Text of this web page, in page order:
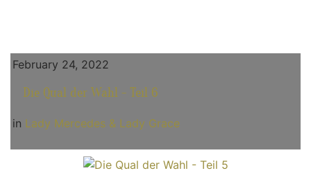
February 24, 2022
Die Qual der Wahl - Teil 6
in Lady Mercedes & Lady Grace